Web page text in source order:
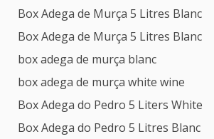
Box Adega de Murça 5 Litres Blanc
Box Adega de Murça 5 Litres Blanc
box adega de murça blanc
box adega de murça white wine
Box Adega do Pedro 5 Liters White
Box Adega do Pedro 5 Litres Blanc